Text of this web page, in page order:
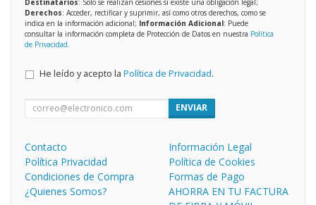
Derechos: Acceder, rectificar y suprimir, así como otros derechos, como se
indica en la información adicional; Información Adicional: Puede
consultar la información completa de Protección de Datos en nuestra Política
de Privacidad
He leído y acepto la Política de Privacidad.
ENVIAR
Contacto
Información Legal
Política Privacidad
Política de Cookies
Condiciones de Compra
Formas de Pago
¿Quienes Somos?
AHORRA EN TU FACTURA